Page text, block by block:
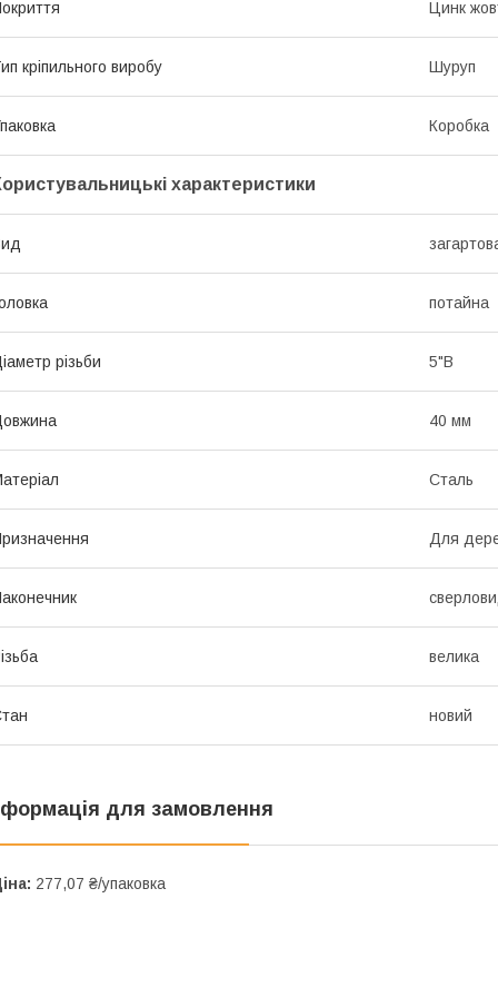
Цинк
кріпильного виробу Шуруп
Коробка
характеристики
потайна
різьби 5"В
40 мм
Сталь
Для
велика
новий
для замовлення
277,07 ₴/упаковка